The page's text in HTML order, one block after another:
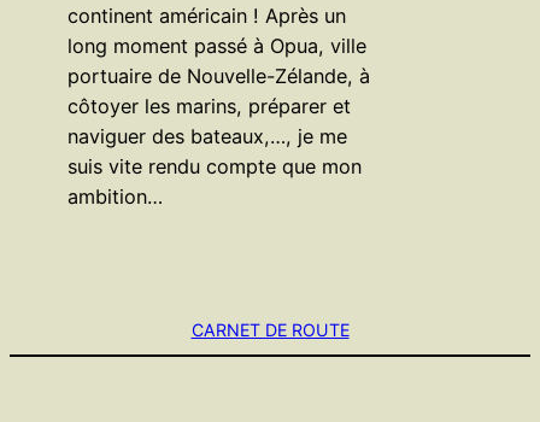
continent américain ! Après un
long moment passé à Opua, ville
portuaire de Nouvelle-Zélande, à
côtoyer les marins, préparer et
naviguer des bateaux,…, je me
suis vite rendu compte que mon
ambition…
CARNET DE ROUTE